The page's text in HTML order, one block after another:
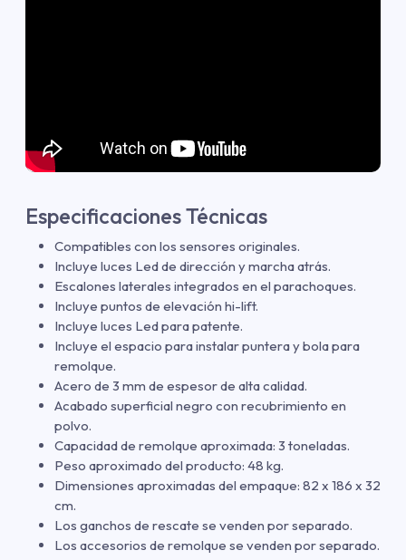
Especificaciones Técnicas
Compatibles con los sensores originales.
Incluye luces Led de dirección y marcha atrás.
Escalones laterales integrados en el parachoques.
Incluye puntos de elevación hi-lift.
Incluye luces Led para patente.
Incluye el espacio para instalar puntera y bola para
remolque.
Acero de 3 mm de espesor de alta calidad.
Acabado superficial negro con recubrimiento en
polvo.
Capacidad de remolque aproximada: 3 toneladas.
Peso aproximado del producto: 48 kg.
Dimensiones aproximadas del empaque: 82 x 186 x 32
cm.
Los ganchos de rescate se venden por separado.
Los accesorios de remolque se venden por separado.